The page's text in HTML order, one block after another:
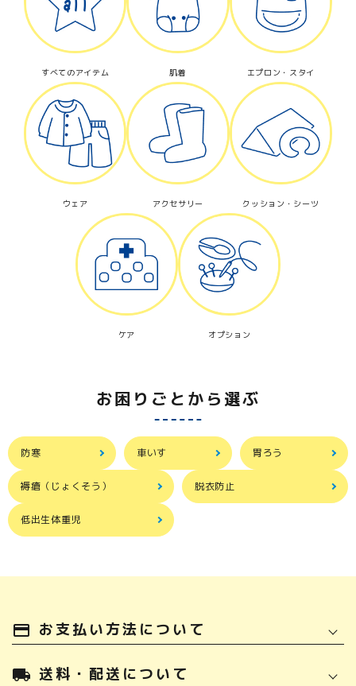
すべてのアイテム 肌着 エプロン・スタイ
ウェア アクセサリー クッション・シーツ
ケア オプション
お困りごとから選ぶ
防寒 車いす 胃ろう
褥瘡（じょくそう） 脱衣防止
低出生体重児
payment お支払い方法について
local_shipping 送料・配送について